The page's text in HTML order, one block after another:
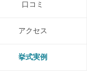
口コミ
アクセス
挙式実例